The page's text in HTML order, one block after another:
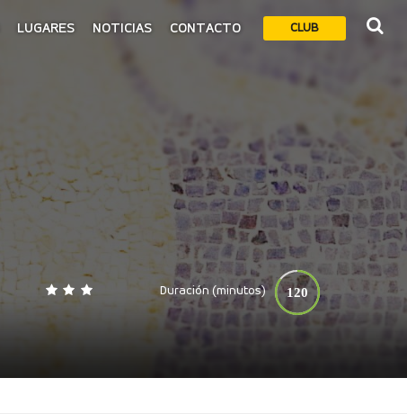
CLUB
LUGARES NOTICIAS CONTACTO
Duración (minutos) 120
0 140